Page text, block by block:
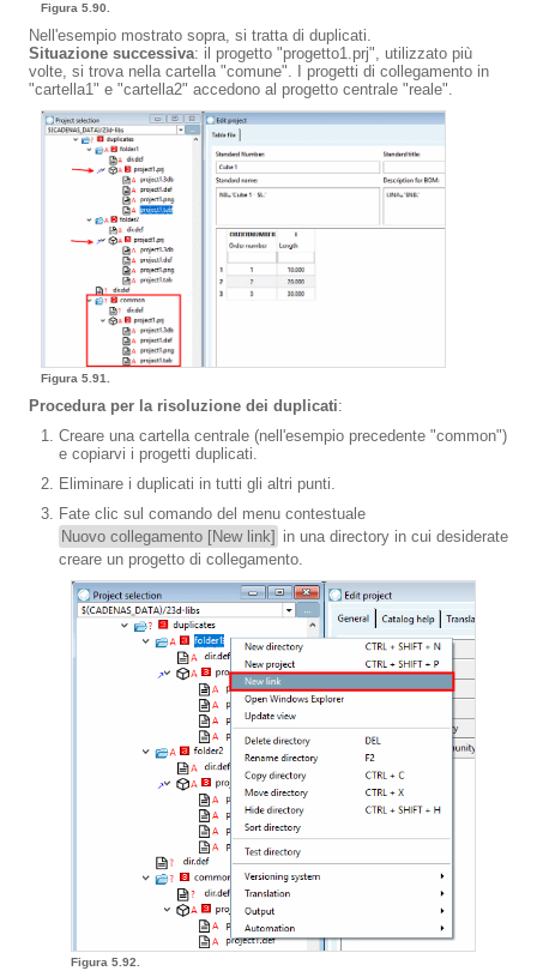
Figura 5.90.
Nell'esempio mostrato sopra, si tratta di duplicati.
Situazione successiva: il progetto "progetto1.prj", utilizzato più
volte, si trova nella cartella "comune". I progetti di collegamento in
"cartella1" e "cartella2" accedono al progetto centrale "reale".
Figura 5.91.
Procedura per la risoluzione dei duplicati:
Creare una cartella centrale (nell'esempio precedente "common")
e copiarvi i progetti duplicati.
Eliminare i duplicati in tutti gli altri punti.
Fate clic sul comando del menu contestuale
Nuovo collegamento [New link] in una directory in cui desiderate
creare un progetto di collegamento.
Figura 5.92.